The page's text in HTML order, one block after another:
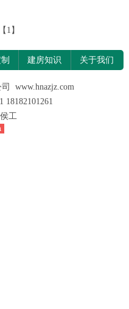
【1】
建房知识 关于我们
www.hnazjz.com
18182101261
工